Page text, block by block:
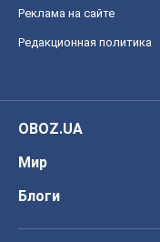
Реклама на сайте
Редакционная политика
OBOZ.UA
Мир
Блоги